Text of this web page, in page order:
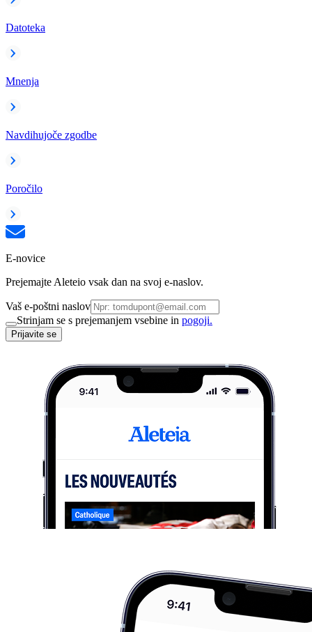
Datoteka
Mnenja
Navdihujoče zgodbe
Poročilo
E-novice
Prejemajte Aleteio vsak dan na svoj e-naslov.
Vaš e-poštni naslov
Strinjam se s prejemanjem vsebine in pogoji.
Prijavite se